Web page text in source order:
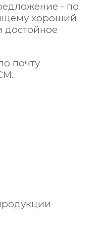
- по
хороший
почту